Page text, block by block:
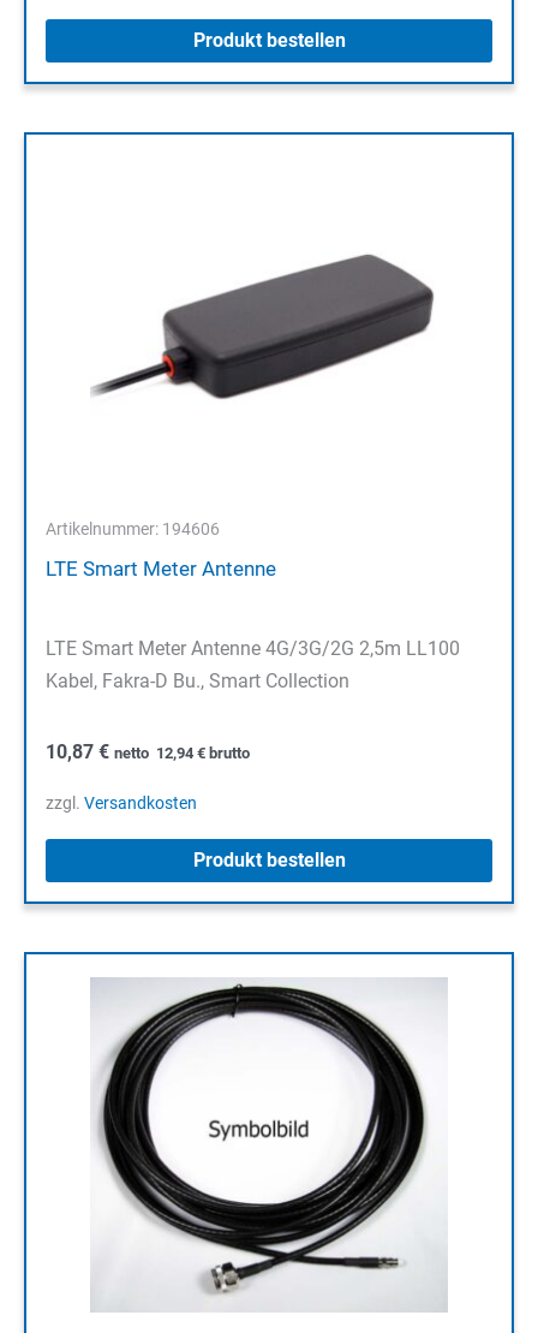
Produkt bestellen
Artikelnummer: 194606
LTE Smart Meter Antenne
LTE Smart Meter Antenne 4G/3G/2G 2,5m LL100
Kabel, Fakra-D Bu., Smart Collection
10,87 € netto 12,94 € brutto
zzgl. Versandkosten
Produkt bestellen